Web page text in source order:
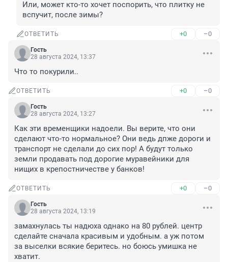
Или, может кто-то хочет поспорить, что плитку не
вспучит, после зимы?
ОТВЕТИТЬ +0 –0
Гость
28 августа 2024, 13:37
Что то покурили..
ОТВЕТИТЬ +0 –0
Гость
28 августа 2024, 13:27
Как эти временщики надоели. Вы верите, что они
сделают что-то нормальное? Они ведь дпже дороги и
транспорт не сделали до сих пор! А будут только
земли продавать под дорогие муравейники для
нищих в крепостничестве у банков!
ОТВЕТИТЬ +0 –0
Гость
28 августа 2024, 13:19
замахнулась ты надюха однако на 80 рублей. центр
сделайте сначала красивым и удобным. а уж потом
за выселки всякие беритесь. но боюсь умишка не
хватит.